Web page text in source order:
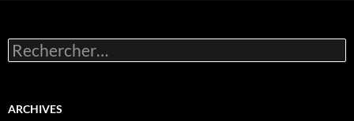
Rechercher :
ARCHIVES